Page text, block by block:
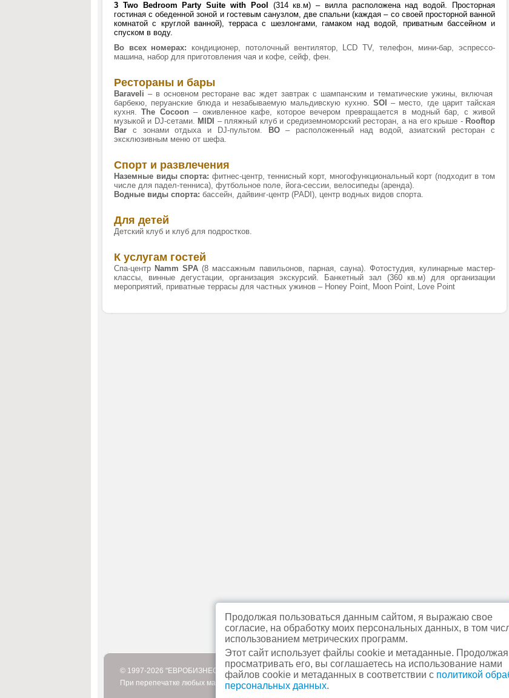
3 Two Bedroom Party Suite with Pool
(314кв.м) – вилла расположена над водой.
Просторная
гостиная с обеденной зоной и гостевым санузлом, две спальни (каждая – со своей просторной ванной
комнатой с круглой ванной), терраса с шезлонгами, гамаком над водой, приватным бассейном и
спуском в воду.
Во всех номерах: кондиционер, потолочный вентилятор, LCD TV, телефон, мини-бар, эспрессо-
машина, набор для приготовления чая и кофе, сейф, фен.
Рестораны и бары
Baraveli – в основном ресторане вас ждет завтрак с шампанским и тематические ужины, включая
барбекю, перуанские блюда и незабываемую мальдивскую кухню. SOI
– место, где царит тайская
кухня.The Cocoon – оживленное кафе, которое вечером превращается в модный бар, с живой
музыкой и DJ-сетами. MIDI – пляжный клуб и средиземноморский ресторан, а на его крыше - Rooftop
Bar с зонами отдыха и DJ-пультом. BO
– расположенный над водой, азиатский ресторан с
эксклюзивным меню от шефа.
Спорт и развлечения
Наземные виды спорта: фитнес-центр, теннисный корт, многофункциональный корт (подходит в том
числе для падел-тенниса), футбольное поле, йога-сессии, велосипеды (аренда).
Водные виды спорта: бассейн, дайвинг-центр (PADI), центр водных видов спорта.
Для детей
Детский клуб и клуб для подростков.
К услугам гостей
Спа-центр NammSPA (8 массажным павильонов, парная, сауна). Фотостудия, кулинарные мастер-
классы, винные дегустации, организация экскурсий. Банкетный зал (360 кв.м) для организации
мероприятий, приватные террасы для частных ужинов – Honey Point, Moon Point, Love Point
© 1997-2026 "ЕВРОБИЗНЕСТУР"
При перепечатке любых материалов или их фрагментов ссылка обязательна.
м. Славянский
Политика в
Продолжая пользоваться данным сайтом, я выражаю свое
согласие, на обработку моих персональных данных, в том
использованием метрических программ.
Этот сайт использует файлы cookie и метаданные. Продолжая
просматривать его, вы соглашаетесь на использование нами
файлов cookie и метаданных в соответствии с политикой
персональных данных.